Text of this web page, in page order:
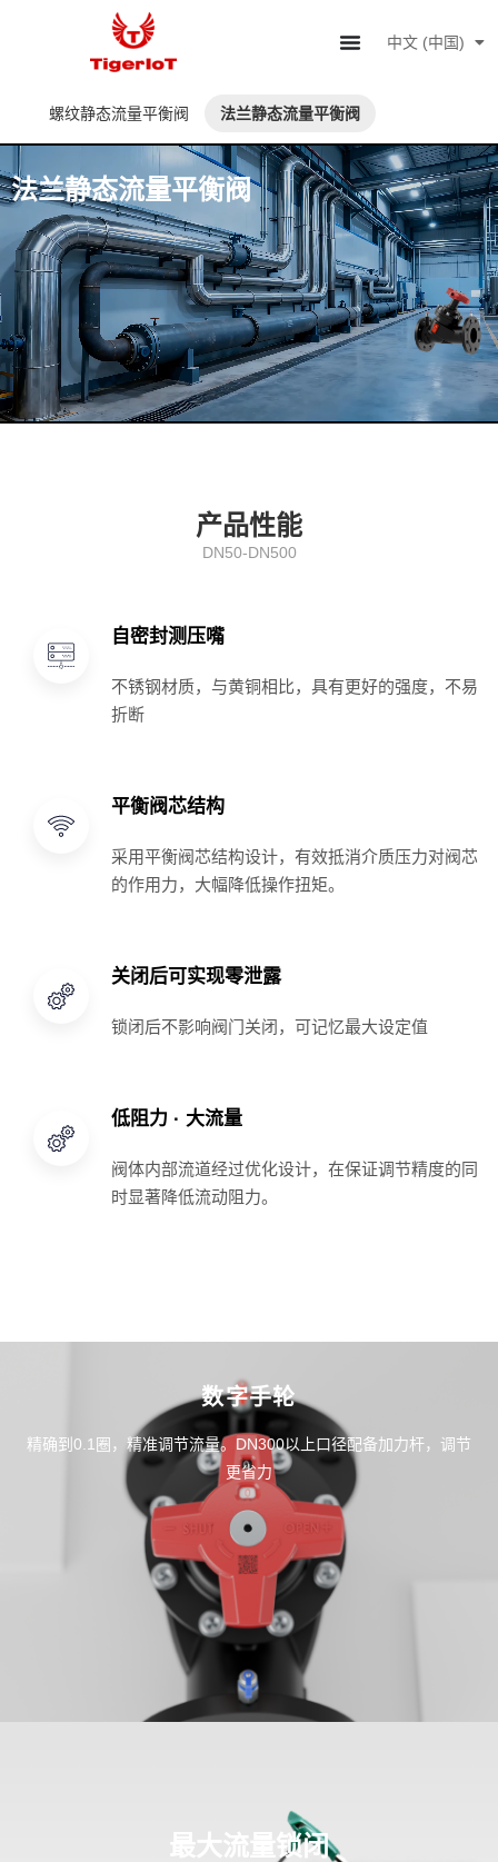
中文 (中国)
English
螺纹静态流量平衡阀 法兰静态流量平衡阀
法兰静态流量平衡阀
产品性能
DN50-DN500
自密封测压嘴
不锈钢材质，与黄铜相比，具有更好的强度，不易
折断
平衡阀芯结构
采用平衡阀芯结构设计，有效抵消介质压力对阀芯
的作用力，大幅降低操作扭矩。
关闭后可实现零泄露
锁闭后不影响阀门关闭，可记忆最大设定值
低阻力 · 大流量
阀体内部流道经过优化设计，在保证调节精度的同
时显著降低流动阻力。
数字手轮
精确到0.1圈，精准调节流量。DN300以上口径配备加力杆，调节
更省力
最大流量锁闭